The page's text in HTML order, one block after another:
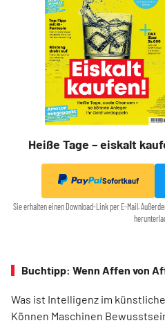
Heiße Tage – eiskalt
Sofortkauf
Sie erhalten einen Download-Link per E-Mail.
Buchtipp: Wenn Affen von
Was ist Intelligenz im
Können Maschinen